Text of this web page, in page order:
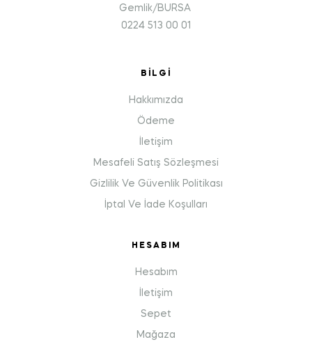
Gemlik/BURSA
0224 513 00 01
BILGI
Hakkımızda
Ödeme
İletişim
Mesafeli Satış Sözleşmesi
Gizlilik Ve Güvenlik Politikası
İptal Ve İade Koşulları
HESABIM
Hesabım
İletişim
Sepet
Mağaza